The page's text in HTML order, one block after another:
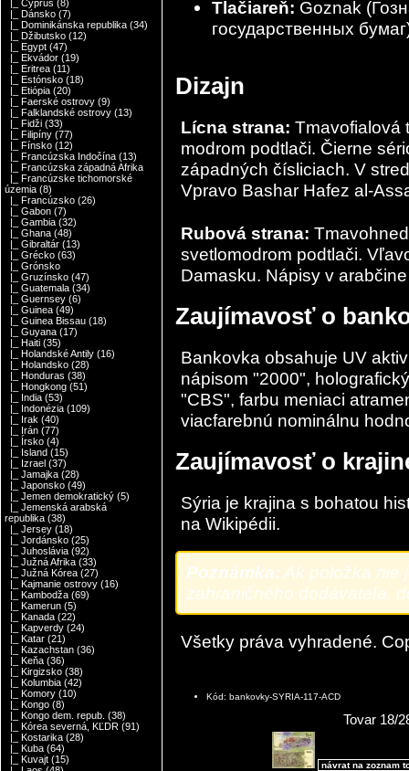
|_ Cyprus (8)
|_ Dánsko (7)
|_ Dominikánska republika (34)
|_ Džibutsko (12)
|_ Egypt (47)
|_ Ekvádor (19)
|_ Eritrea (11)
|_ Estónsko (18)
|_ Etiópia (20)
|_ Faerské ostrovy (9)
|_ Falklandské ostrovy (13)
|_ Fidži (33)
|_ Filipíny (77)
|_ Fínsko (12)
|_ Francúzska Indočína (13)
|_ Francúzska západná Afrika
|_ Francúzske tichomorské
územia (8)
|_ Francúzsko (26)
|_ Gabon (7)
|_ Gambia (32)
|_ Ghana (48)
|_ Gibraltár (13)
|_ Grécko (63)
|_ Grónsko
|_ Gruzínsko (47)
|_ Guatemala (34)
|_ Guernsey (6)
|_ Guinea (49)
|_ Guinea Bissau (18)
|_ Guyana (17)
|_ Haiti (35)
|_ Holandské Antily (16)
|_ Holandsko (28)
|_ Honduras (38)
|_ Hongkong (51)
|_ India (53)
|_ Indonézia (109)
|_ Irak (40)
|_ Irán (77)
|_ Írsko (4)
|_ Island (15)
|_ Izrael (37)
|_ Jamajka (28)
|_ Japonsko (49)
|_ Jemen demokratický (5)
|_ Jemenská arabská
republika (38)
|_ Jersey (18)
|_ Jordánsko (25)
|_ Juhoslávia (92)
|_ Južná Afrika (33)
|_ Južná Kórea (27)
|_ Kajmanie ostrovy (16)
|_ Kambodža (69)
|_ Kamerun (5)
|_ Kanada (22)
|_ Kapverdy (24)
|_ Katar (21)
|_ Kazachstan (36)
|_ Keňa (36)
|_ Kirgizsko (38)
|_ Kolumbia (42)
|_ Komory (10)
|_ Kongo (8)
|_ Kongo dem. repub. (38)
|_ Kórea severná, KĽDR (91)
|_ Kostarika (28)
|_ Kuba (64)
|_ Kuvajt (15)
Tlačiareň: Goznak
государственных
Dizajn
Lícna strana: Tmavofialová
modrom podtlači. Čierne
západných čísliciach. V
Vpravo Bashar Hafez al-
Rubová strana:
svetlomodrom podtlači.
Damasku. Nápisy v
Zaujímavosť o
Bankovka obsahuje UV
nápisom "2000",
"CBS", farbu meniaci
viacfarebnú nominálnu
Zaujímavosť o
Sýria je krajina s bohatou
na Wikipédii.
Poznámka: Ak položka nie
zahraničného dodávateľa,
Všetky práva vyhradené.
Kód: bankovky-SYRIA-117-ACD
Tovar 18/
návrat na zoznam